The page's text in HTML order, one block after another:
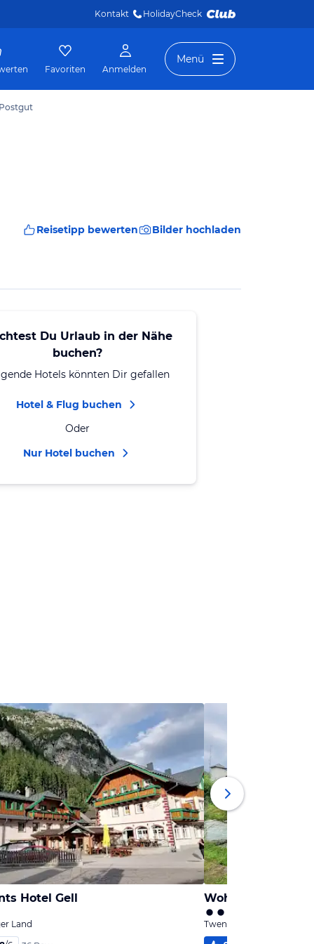
Kontakt HolidayCheck
Favoriten Anmelden
Menü
Reisetipp bewerten Bilder hochladen
Du Urlaub in der Nähe
buchen?
Hotels könnten Dir gefallen
Hotel & Flug buchen
Oder
Nur Hotel buchen
Hotel Gell
Land
Wohlfühl - Hotel
Tweng, Salzburger Land